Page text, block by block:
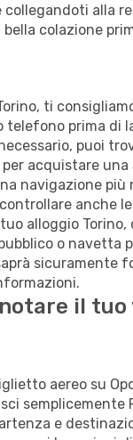
collegandoti alla
colazione
ti
telefono prima di
puoi
acquistare una
navigazione più
anche
alloggio
o navetta
sicuramente
il tuo
aereo su
semplicemente
e